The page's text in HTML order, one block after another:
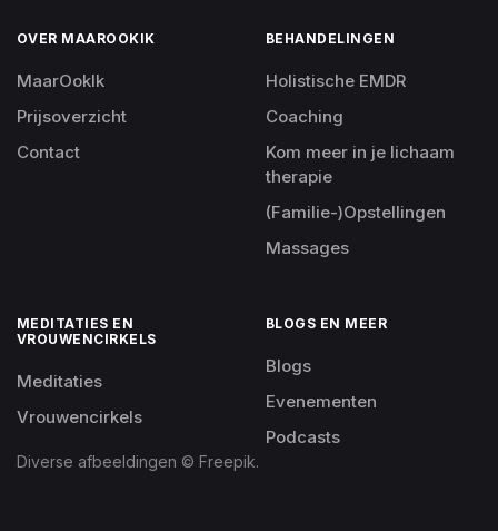
OVER MAAROOKIK
MaarOokIk
Prijsoverzicht
Contact
BEHANDELINGEN
Holistische EMDR
Coaching
Kom meer in je lichaam
therapie
(Familie-)Opstellingen
Massages
MEDITATIES EN
VROUWENCIRKELS
Meditaties
Vrouwencirkels
BLOGS EN MEER
Blogs
Evenementen
Podcasts
Diverse afbeeldingen © Freepik.